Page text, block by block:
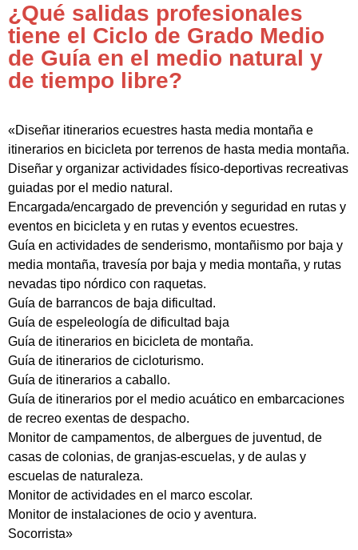
¿Qué salidas profesionales
tiene el Ciclo de Grado Medio
de Guía en el medio natural y
de tiempo libre?
«Diseñar itinerarios ecuestres hasta media montaña e
itinerarios en bicicleta por terrenos de hasta media montaña.
Diseñar y organizar actividades físico-deportivas recreativas
guiadas por el medio natural.
Encargada/encargado de prevención y seguridad en rutas y
eventos en bicicleta y en rutas y eventos ecuestres.
Guía en actividades de senderismo, montañismo por baja y
media montaña, travesía por baja y media montaña, y rutas
nevadas tipo nórdico con raquetas.
Guía de barrancos de baja dificultad.
Guía de espeleología de dificultad baja
Guía de itinerarios en bicicleta de montaña.
Guía de itinerarios de cicloturismo.
Guía de itinerarios a caballo.
Guía de itinerarios por el medio acuático en embarcaciones
de recreo exentas de despacho.
Monitor de campamentos, de albergues de juventud, de
casas de colonias, de granjas-escuelas, y de aulas y
escuelas de naturaleza.
Monitor de actividades en el marco escolar.
Monitor de instalaciones de ocio y aventura.
Socorrista»